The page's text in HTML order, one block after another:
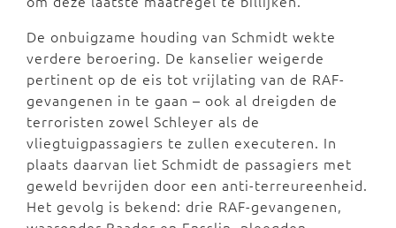
De onbuigzame houding van Schmidt wekte
verdere beroering. De kanselier weigerde
pertinent op de eis tot vrijlating van de RAF-
gevangenen in te gaan – ook al dreigden de
terroristen zowel Schleyer als de
vliegtuigpassagiers te zullen executeren. In
plaats daarvan liet Schmidt de passagiers met
geweld bevrijden door een anti-terreureenheid.
Het gevolg is bekend: drie RAF-gevangenen,